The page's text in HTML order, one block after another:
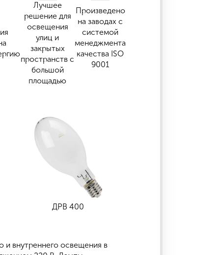
Лучшее
решение для
освещения
улиц и
закрытых
пространств с
большой
площадью
Произведено
на заводах с
системой
менеджмента
качества ISO
9001
ДРВ 400
и внутреннего освещения в